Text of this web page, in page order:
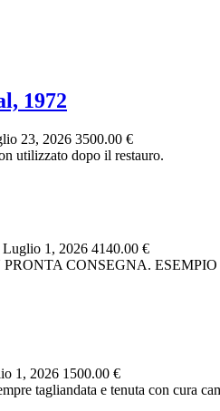
1972
23, 2026 3500.00 €
utilizzato dopo il restauro.
Luglio 1, 2026 4140.00 €
CONSEGNA.
1, 2026 1500.00 €
tagliandata e tenuta con cura